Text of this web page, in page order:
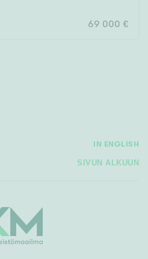
69 000 €
IN ENGLISH
SIVUN ALKUUN